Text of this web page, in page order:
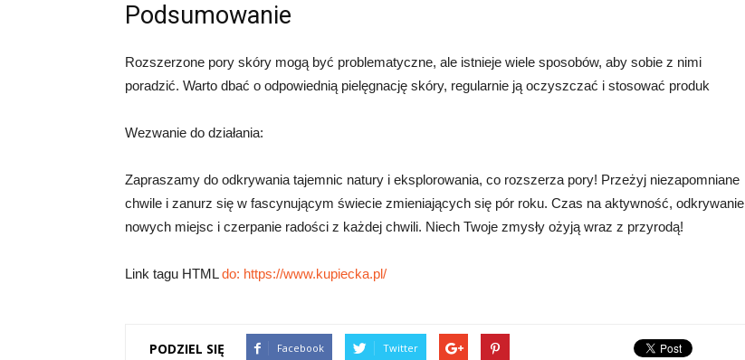
Podsumowanie
Rozszerzone pory skóry mogą być problematyczne, ale istnieje wiele sposobów, aby sobie z nimi
poradzić. Warto dbać o odpowiednią pielęgnację skóry, regularnie ją oczyszczać i stosować produk
Wezwanie do działania:
Zapraszamy do odkrywania tajemnic natury i eksplorowania, co rozszerza pory! Przeżyj niezapomniane
chwile i zanurz się w fascynującym świecie zmieniających się pór roku. Czas na aktywność, odkrywanie
nowych miejsc i czerpanie radości z każdej chwili. Niech Twoje zmysły ożyją wraz z przyrodą!
Link tagu HTMLdo: https://www.kupiecka.pl/
PODZIEL SIĘ Facebook Twitter